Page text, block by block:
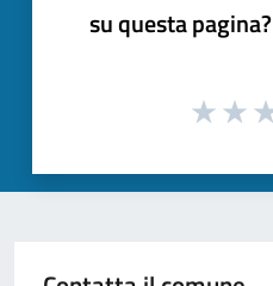
su questa pagina?